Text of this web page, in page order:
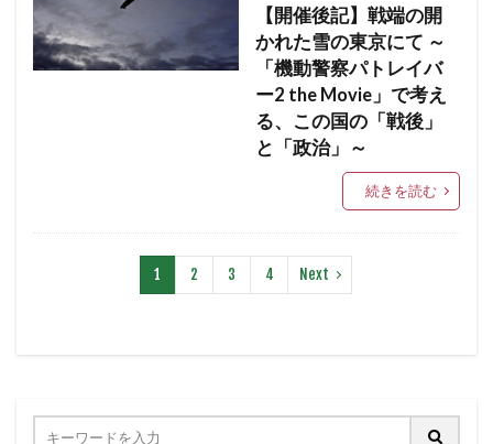
【開催後記】戦端の開
かれた雪の東京にて ～
「機動警察パトレイバ
ー2 the Movie」で考え
る、この国の「戦後」
と「政治」～
続きを読む
1 2 3 4 Next